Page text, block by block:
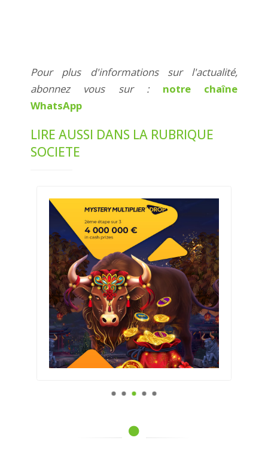
Pour plus d'informations sur l'actualité,
abonnez vous sur : notre chaîne
WhatsApp
LIRE AUSSI DANS LA RUBRIQUE
SOCIETE